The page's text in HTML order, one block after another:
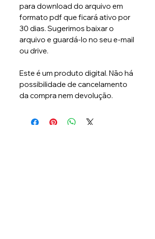
para download do arquivo em
formato pdf que ficará ativo por
30 dias. Sugerimos baixar o
arquivo e guardá-lo no seu e-mail
ou drive.
Este é um produto digital. Não há
possibilidade de cancelamento
da compra nem devolução.